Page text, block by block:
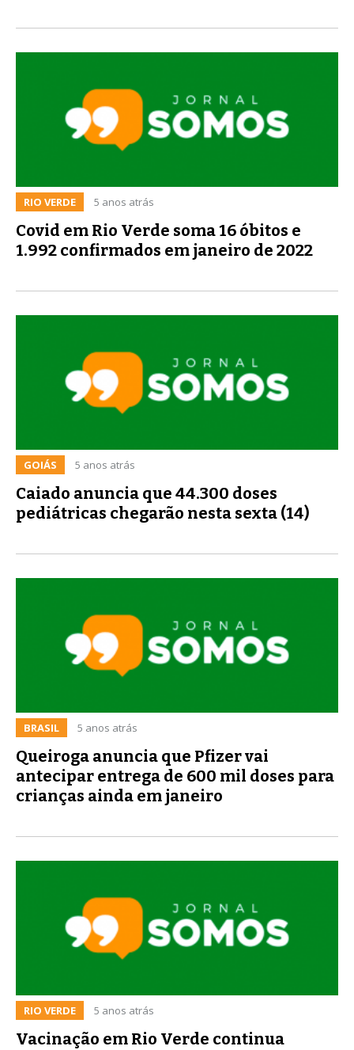
RIO VERDE 5 anos atrás
Covid em Rio Verde soma 16 óbitos e
1.992 confirmados em janeiro de 2022
GOIÁS 5 anos atrás
Caiado anuncia que 44.300 doses
pediátricas chegarão nesta sexta (14)
BRASIL 5 anos atrás
Queiroga anuncia que Pfizer vai
antecipar entrega de 600 mil doses para
crianças ainda em janeiro
RIO VERDE 5 anos atrás
Vacinação em Rio Verde continua